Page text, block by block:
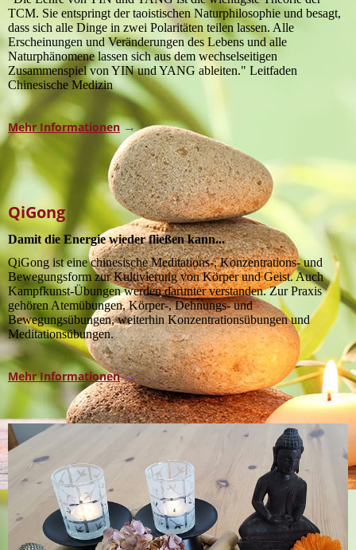
TCM. Sie entspringt der taoistischen Naturphilosophie und besagt,
dass sich alle Dinge in zwei Polaritäten teilen lassen. Alle
Erscheinungen und Veränderungen des Lebens und alle
Naturphänomene lassen sich aus dem wechselseitigen
Zusammenspiel von YIN und YANG ableiten." Leitfaden
Chinesische Medizin
Mehr Informationen→
QiGong
Damit die Energie wieder fließen kann...
QiGong ist eine chinesische Meditations-, Konzentrations- und
Bewegungsform zur Kultivierung von Körper und Geist. Auch
Kampfkunst-Übungen werden darunter verstanden. Zur Praxis
gehören Atemübungen, Körper-, Dehnungs- und
Bewegungsübungen, weiterhin Konzentrationsübungen und
Meditationsübungen.
Mehr Informationen→